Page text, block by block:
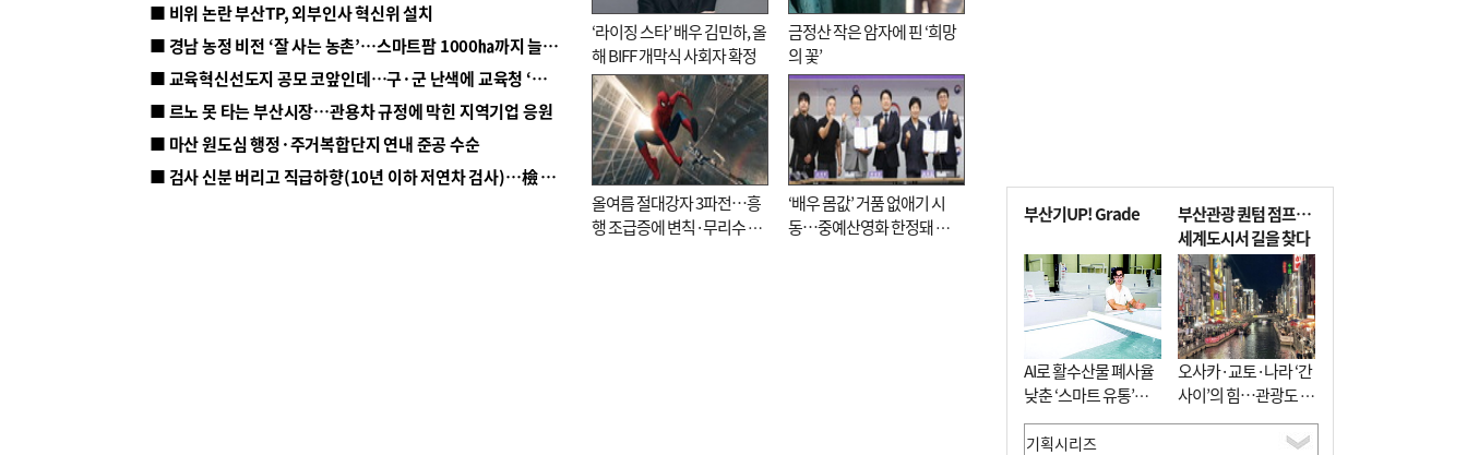
■ 비위 논란 부산TP, 외부인사 혁신위 설치
■ 경남 농정 비전 ‘잘 사는 농촌’…스마트팜 1000㏊까지 늘린다
■ 교육혁신선도지 공모 코앞인데…구·군 난색에 교육청 ‘쩔쩔’
■ 르노 못 타는 부산시장…관용차 규정에 막힌 지역기업 응원
■ 마산 원도심 행정·주거복합단지 연내 준공 수순
■ 검사 신분 버리고 직급하향(10년 이하 저연차 검사)…檢 중수청행 기피
‘라이징 스타’ 배우 김민하, 올
해 BIFF 개막식 사회자 확정
금정산 작은 암자에 핀 ‘희망
의 꽃’
올여름 절대강자 3파전…흥
행 조급증에 변칙·무리수 마
‘배우 몸값’ 거품 없애기 시
동…중예산영화 한정돼 실
부산기UP! Grade
AI로 활수산물 폐사율
낮춘 ‘스마트 유통’…
사막·산악지대 수출
도전
부산관광 퀀텀 점프…
세계도시서 길을 찾다
오사카·교토·나라 ‘간
사이’의 힘…관광도 뭉
쳐야 흥한다